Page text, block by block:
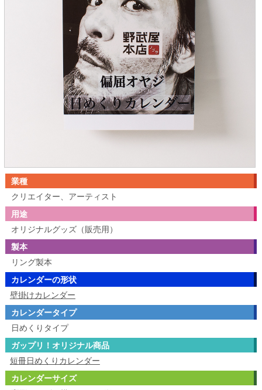
業種
クリエイター、アーティスト
用途
オリジナルグッズ（販売用）
製本
リング製本
カレンダーの形状
壁掛けカレンダー
カレンダータイプ
日めくりタイプ
ガップリ！オリジナル商品
短冊日めくりカレンダー
カレンダーサイズ